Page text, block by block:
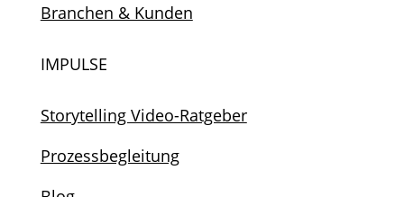
Branchen & Kunden
IMPULSE
Storytelling Video-Ratgeber
Prozessbegleitung